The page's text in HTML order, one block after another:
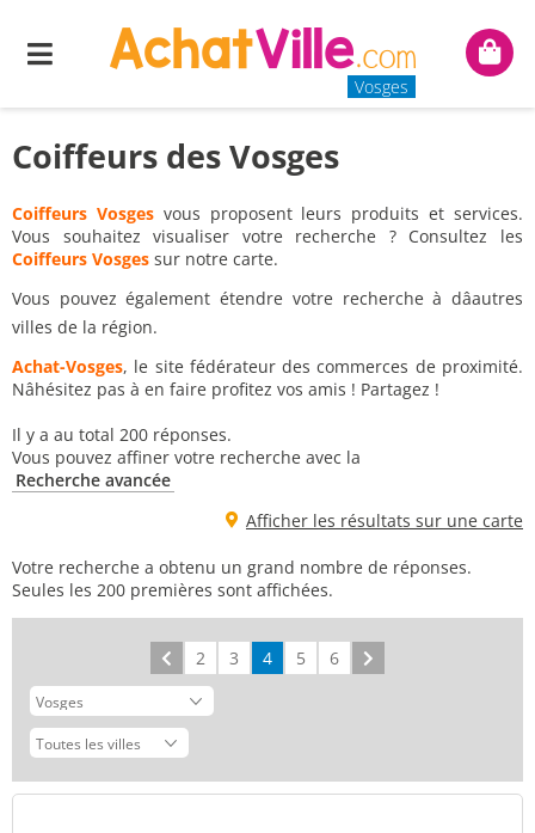
Menu
Vosges
Mon
Coiffeurs des Vosges
Coiffeurs Vosgesvous proposent leurs produits et services.
Vous souhaitez visualiser votre recherche ? Consultez les
Coiffeurs Vosges sur notre carte.
Vous pouvez également étendre votre recherche à dâautres
villes de la région.
Achat-Vosges, le site fédérateur des commerces de proximité.
Nâhésitez pas à en faire profitez vos amis ! Partagez !
Il y a au total 200 réponses.
Vous pouvez affiner votre recherche avec la
Recherche avancée
Afficher les résultats sur une carte
Votre recherche a obtenu un grand nombre de réponses.
Seules les 200 premières sont affichées.
Précédent
2 3 4 5 6